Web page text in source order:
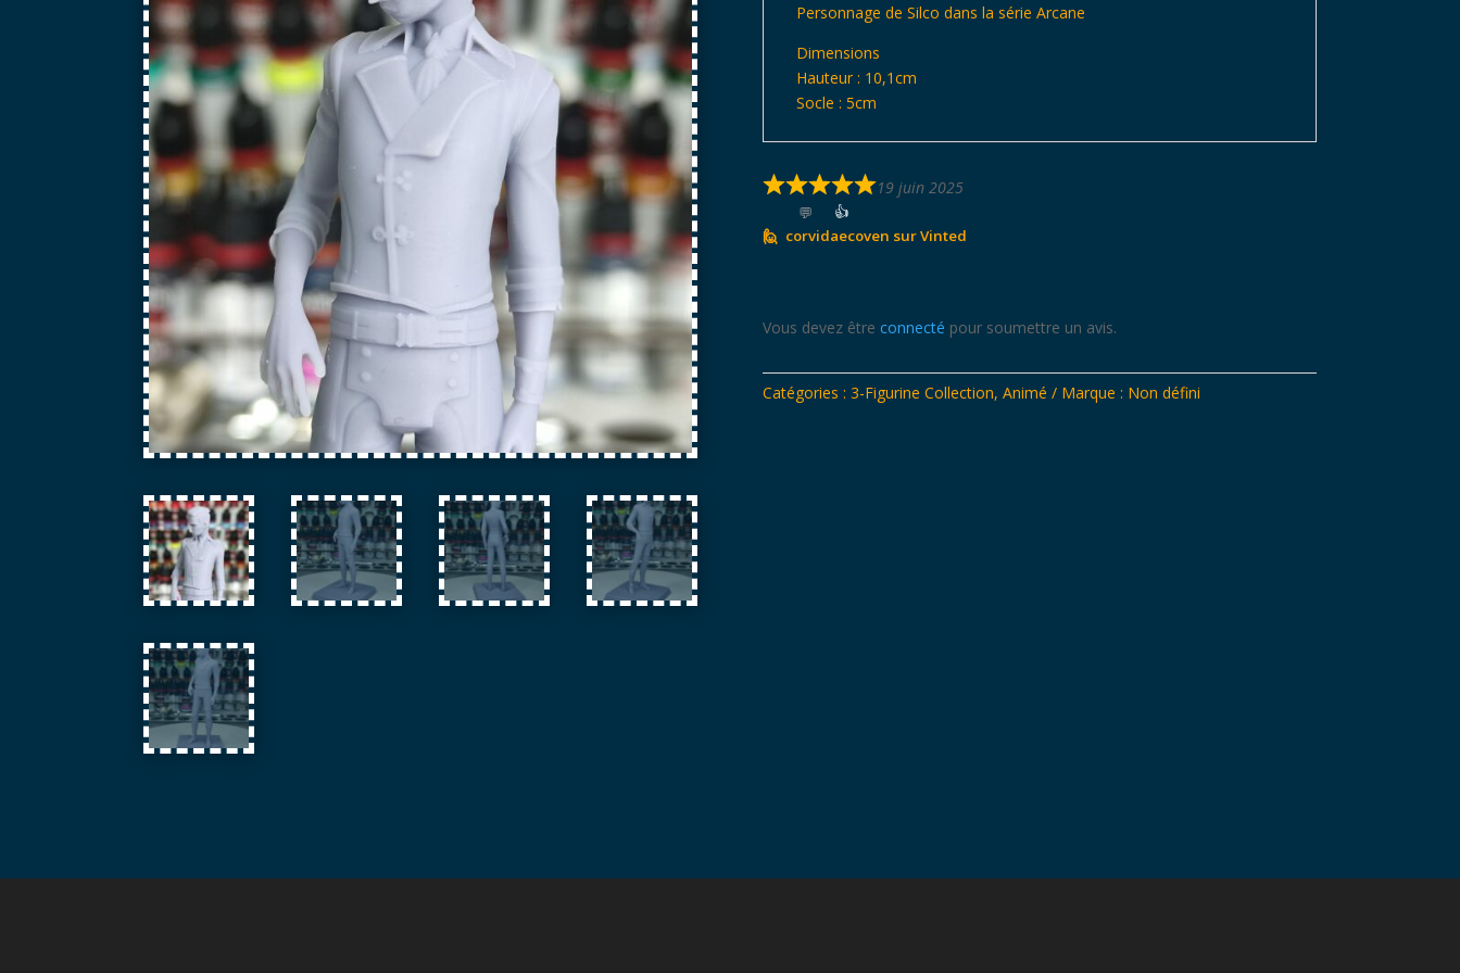
Personnage de Silco dans la série Arcane
Dimensions
Hauteur : 10,1cm
Socle : 5cm
19 juin 2025
👍
corvidaecoven sur Vinted
Vous devez être connecté pour soumettre un avis.
Catégories : 3-Figurine Collection, Animé Marque : Non défini